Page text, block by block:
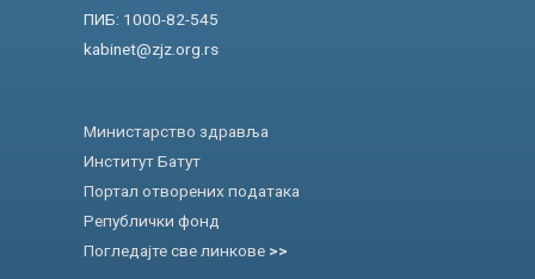
ПИБ: 1000-82-545
kabinet@zjz.org.rs
Министарство здравља
Институт Батут
Портал отворених података
Републички фонд
Погледајте све линкове >>